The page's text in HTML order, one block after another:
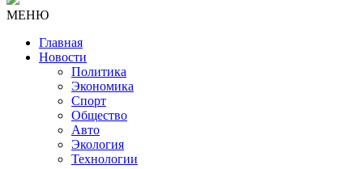
МЕНЮ
Главная
Новости
Политика
Экономика
Спорт
Общество
Авто
Экология
Технологии